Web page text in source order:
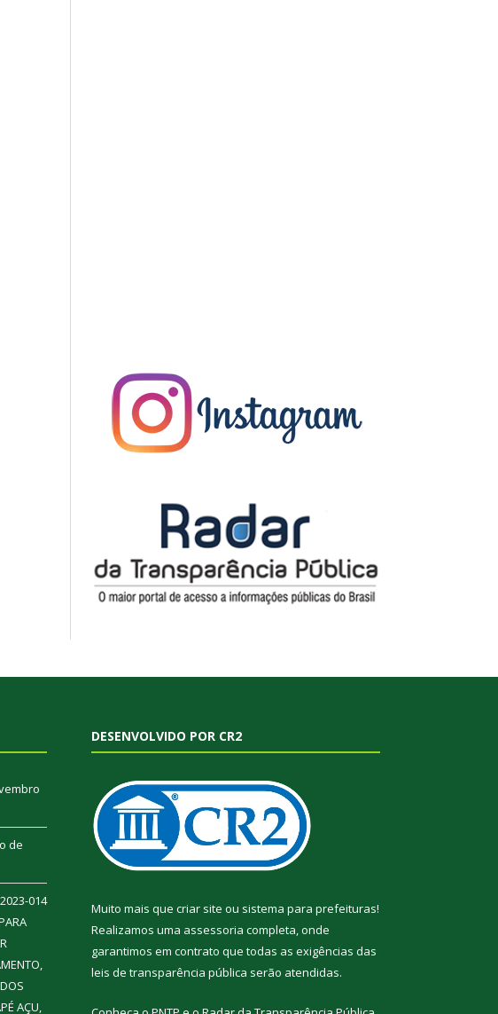
de
014
AÇU,
DESENVOLVIDO POR CR2
Muito mais que criar site ou sistema para prefeituras!
Realizamos uma assessoria completa, onde
garantimos em contrato que todas as exigências das
leis de transparência pública serão atendidas.